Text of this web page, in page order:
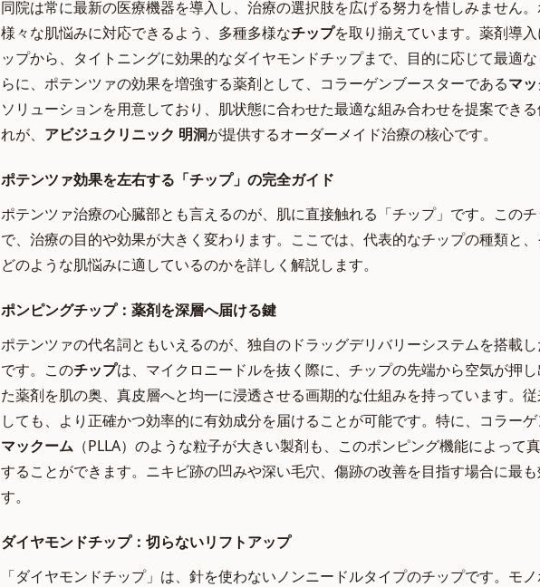
同院は常に最新の医療機器を導入し、治療の選択肢を広げる努力を惜しみません。
様々な肌悩みに対応できるよう、多種多様なチップを取り揃えています。薬剤導
ップから、タイトニングに効果的なダイヤモンドチップまで、目的に応じて最適
らに、ポテンツァの効果を増強する薬剤として、コラーゲンブースターであるマ
ソリューションを用意しており、肌状態に合わせた最適な組み合わせを提案でき
れが、 アビジュクリニック 明洞が提供するオーダーメイド治療の核心です。
ポテンツァ効果を左右する「チップ」の完全ガイド
ポテンツァ治療の心臓部とも言えるのが、肌に直接触れる「チップ」です。この
で、治療の目的や効果が大きく変わります。ここでは、代表的なチップの種類と
どのような肌悩みに適しているのかを詳しく解説します。
ポンピングチップ：薬剤を深層へ届ける鍵
ポテンツァの代名詞ともいえるのが、独自のドラッグデリバリーシステムを搭載し
です。このチップは、マイクロニードルを抜く際に、チップの先端から空気が押
た薬剤を肌の奥、真皮層へと均一に浸透させる画期的な仕組みを持っています。
しても、より正確かつ効率的に有効成分を届けることが可能です。特に、コラー
マックーム （PLLA）のような粒子が大きい製剤も、このポンピング機能によって
することができます。ニキビ跡の凹みや深い毛穴、傷跡の改善を目指す場合に最
す。
ダイヤモンドチップ：切らないリフトアップ
「ダイヤモンドチップ」は、針を使わないノンニードルタイプのチップです。モ